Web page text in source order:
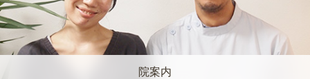
院案内